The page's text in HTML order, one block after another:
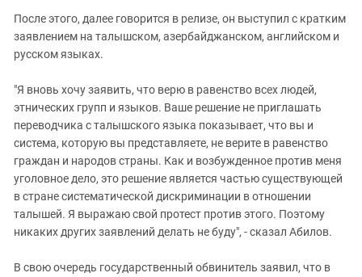
После этого, далее говорится в релизе, он выступил с кратким
заявлением на талышском, азербайджанском, английском и
русском языках.
"Я вновь хочу заявить, что верю в равенство всех людей,
этнических групп и языков. Ваше решение не приглашать
переводчика с талышского языка показывает, что вы и
система, которую вы представляете, не верите в равенство
граждан и народов страны. Как и возбужденное против меня
уголовное дело, это решение является частью существующей
в стране систематической дискриминации в отношении
талышей. Я выражаю свой протест против этого. Поэтому
никаких других заявлений делать не буду", - сказал Абилов.
В свою очередь государственный обвинитель заявил, что в